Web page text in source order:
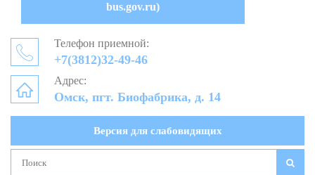
bus.gov.ru)
Телефон приемной:
+7(3812)32-49-46
Адрес:
Омск, пгт. Биофабрика, д. 14
Версия для слабовидящих